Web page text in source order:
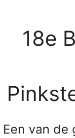
18e
Een van de